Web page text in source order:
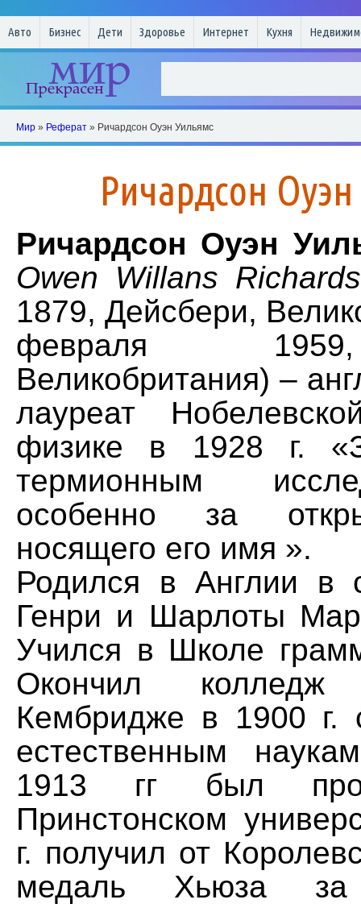
Авто Бизнес Дети Здоровье Интернет Кухня
Мир » Реферат » Ричардсон Оуэн Уильямс
Ричардсон
Ричардсон Оуэн
Owen Willans
1879, Дейсбери,
февраля
Великобритания) –
лауреат
физике в 1928 г.
термионным
особенно за
носящего его имя ».
Родился в Англии в
Генри и Шарлоты
Учился в Школе
Окончил
Кембридже в 1900 г.
естественным
1913 гг был
Принстонском
г. получил от
медаль Хьюза